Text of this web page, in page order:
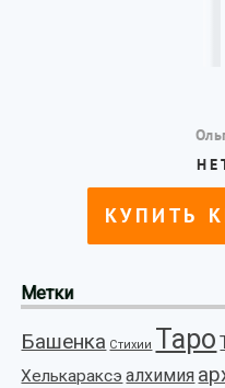
Метки
Башенка Стихии Таро
Хелькараксэ алхимия